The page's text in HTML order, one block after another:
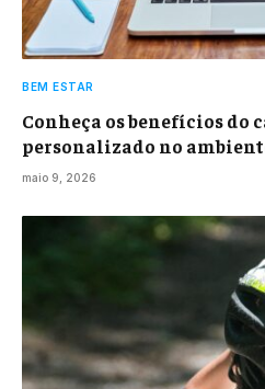
BEM ESTAR
Conheça os benefícios do
personalizado no
maio 9, 2026